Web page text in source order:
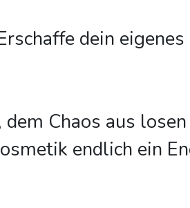
dein eigenes
Chaos aus
endlich ein